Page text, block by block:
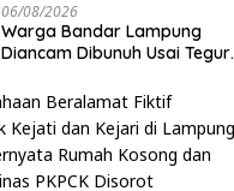
06/08/2026
Warga Bandar Lampung
Diancam Dibunuh Usai Tegur